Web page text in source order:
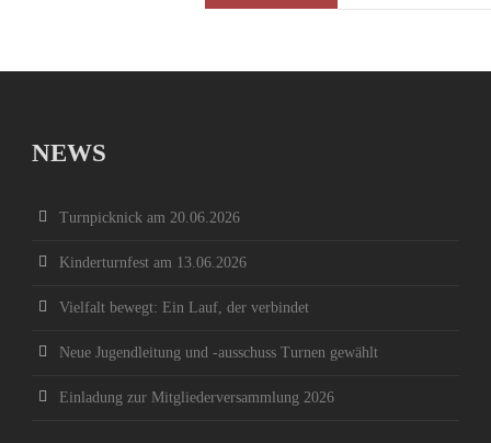
NEWS
Turnpicknick am 20.06.2026
Kinderturnfest am 13.06.2026
Vielfalt bewegt: Ein Lauf, der verbindet
Neue Jugendleitung und -ausschuss Turnen gewählt
Einladung zur Mitgliederversammlung 2026